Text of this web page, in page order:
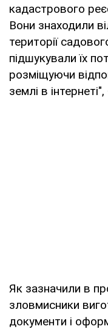
кадастрового
Вони знаходили
території
підшукували їх
розміщуючи
землі в
Як зазначили в
зловмисники
документи і